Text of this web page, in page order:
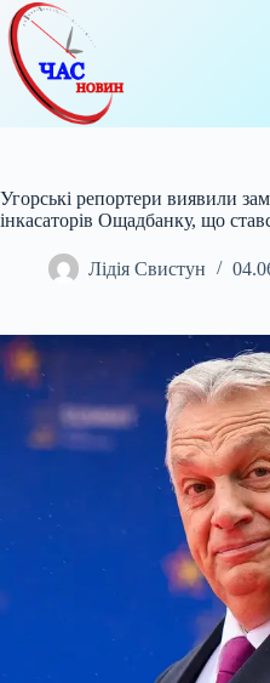
Перейти
до
вмісту
Угорські репортери виявили
інкасаторів Ощадбанку, що
Лідія Свистун